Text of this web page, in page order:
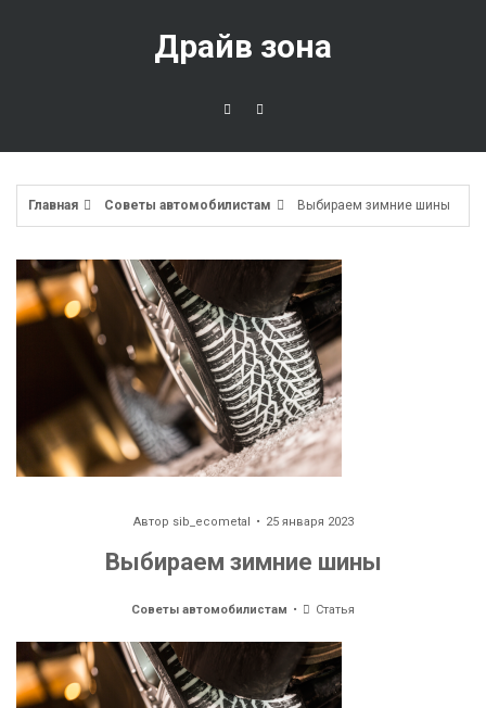
Драйв зона
Главная Советы автомобилистам Выбираем зимние шины
Автор sib_ecometal 25 января 2023
Выбираем зимние шины
Советы автомобилистам Статья